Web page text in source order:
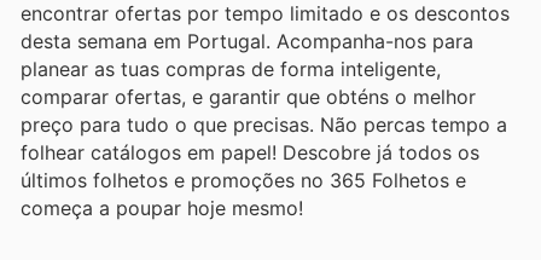
encontrar ofertas por tempo limitado e os descontos
desta semana em Portugal. Acompanha-nos para
planear as tuas compras de forma inteligente,
comparar ofertas, e garantir que obténs o melhor
preço para tudo o que precisas. Não percas tempo a
folhear catálogos em papel! Descobre já todos os
últimos folhetos e promoções no 365 Folhetos e
começa a poupar hoje mesmo!